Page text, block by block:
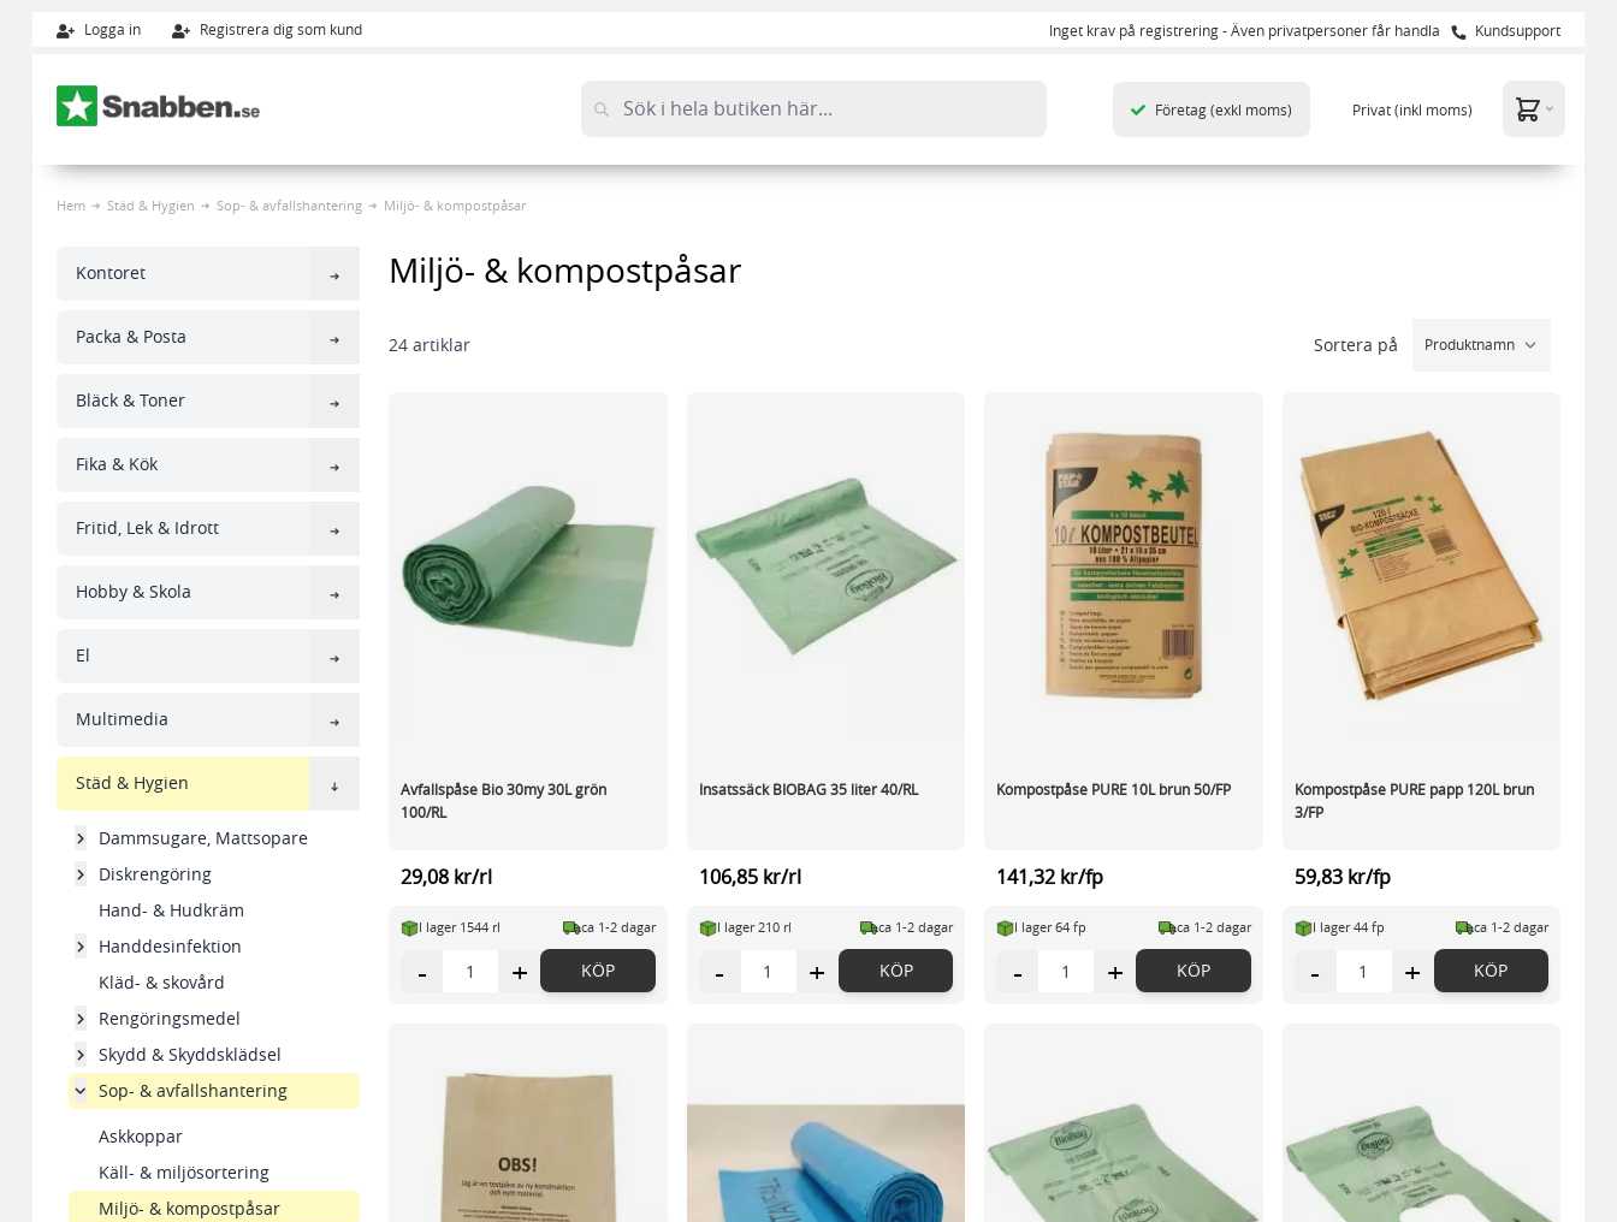
Logga in Registrera dig som kund Inget krav på registrering - Även privatpersoner får handla Kundsupport
Företag(exkl moms) Privat(inkl moms)
Hem Städ & Hygien Sop- & avfallshantering Miljö- & kompostpåsar
Kontoret
Packa & Posta
Bläck & Toner
Fika & Kök
Fritid, Lek & Idrott
Hobby & Skola
El
Multimedia
Städ & Hygien
Dammsugare, Mattsopare
Diskrengöring
Hand- & Hudkräm
Handdesinfektion
Kläd- & skovård
Rengöringsmedel
Skydd & Skyddsklädsel
Sop- & avfallshantering
Askkoppar
Käll- & miljösortering
Miljö- & kompostpåsar
Miljö- & kompostpåsar
24 artiklar Sortera på
Avfallspåse Bio 30my 30L grön
100/RL
29,08 kr/rl
I lager 1544 rl ca 1-2 dagar
- + KÖP
Insatssäck BIOBAG 35 liter 40/RL
106,85 kr/rl
I lager 210 rl ca 1-2 dagar
- + KÖP
Kompostpåse PURE 10L brun 50/FP
141,32 kr/fp
I lager 64 fp ca 1-2 dagar
- + KÖP
Kompostpåse PURE papp 120L brun
3/FP
59,83 kr/fp
I lager 44 fp ca 1-2 dagar
- + KÖP